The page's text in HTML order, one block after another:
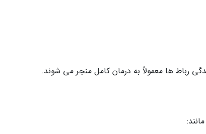
رباط ها معمولاً به درمان کامل منجر می شوند.